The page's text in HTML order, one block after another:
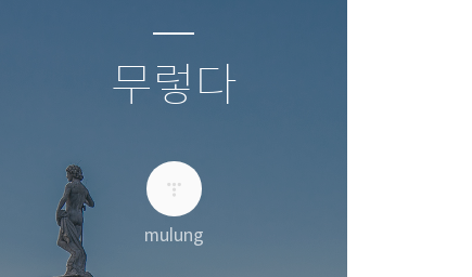
무렇다
mulung